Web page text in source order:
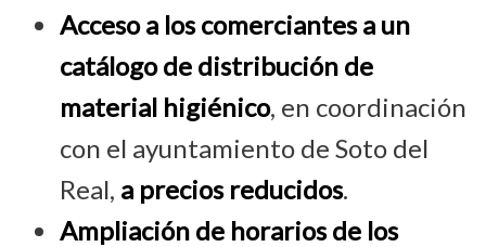
Acceso a los comerciantes a un
catálogo de distribución de
material higiénico, en coordinación
con el ayuntamiento de Soto del
Real, a precios reducidos.
Ampliación de horarios de los